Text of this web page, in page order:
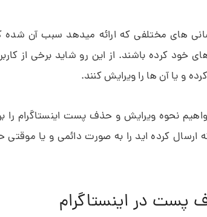
های مختلفی که ارائه میدهد سبب آن شده
خود کرده باشند. از این رو شاید برخی از
و یا آن ها را ویرایش کنند.
نحوه ویرایش و حذف پست اینستاگرام
ارسال کرده اید را به صورت دائمی و یا
در اینستاگرام